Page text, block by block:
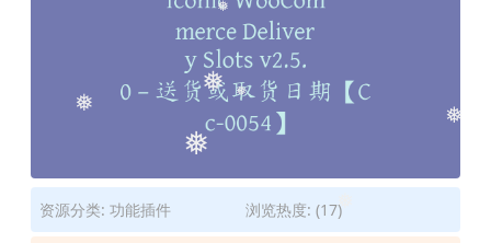
❅
❅
❅
❅
资源分类: 功能插件 浏览热度: (17)